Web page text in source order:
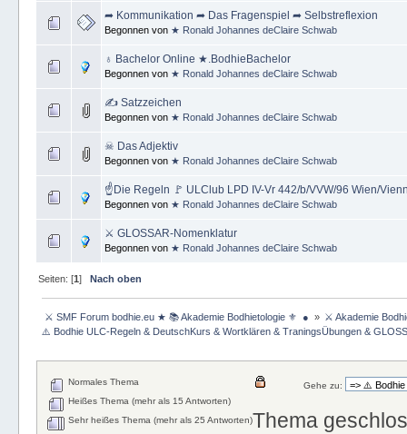
➦ Kommunikation ➦ Das Fragenspiel ➦ Selbstreflexion
Begonnen von ★ Ronald Johannes deClaire Schwab
♁ Bachelor Online ★.BodhieBachelor
Begonnen von ★ Ronald Johannes deClaire Schwab
✍ Satzzeichen
Begonnen von ★ Ronald Johannes deClaire Schwab
☠ Das Adjektiv
Begonnen von ★ Ronald Johannes deClaire Schwab
☝Die Regeln 🚩 ULClub LPD IV-Vr 442/b/VVW/96 Wien/
Begonnen von ★ Ronald Johannes deClaire Schwab
⚔ GLOSSAR-Nomenklatur
Begonnen von ★ Ronald Johannes deClaire Schwab
Seiten: [1] Nach oben
⚔ SMF Forum bodhie.eu ★ 📚 Akademie Bodhietologie ⚜  ● » ⚔ Akademie
⚠️ Bodhie ULC-Regeln & DeutschKurs & Wortklären & TraningsÜbungen &
Gehe zu:
Normales Thema
Heißes Thema (mehr als 15 Antworten)
Sehr heißes Thema (mehr als 25 Antworten)Thema